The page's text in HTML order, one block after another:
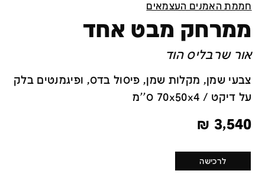
חממת האמנים העצמאים
ממרחק מבט אחד
אור שרבליס הוד
צבעי שמן, מקלות שמן, פיסול בדס, ופיגמנטים בלק
על דיקט / 70x50x4 ס''מ
3,540
₪
לרכישה